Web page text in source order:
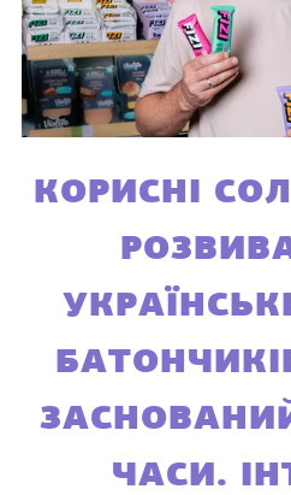
КОРИСНІ
ЧАСИ.